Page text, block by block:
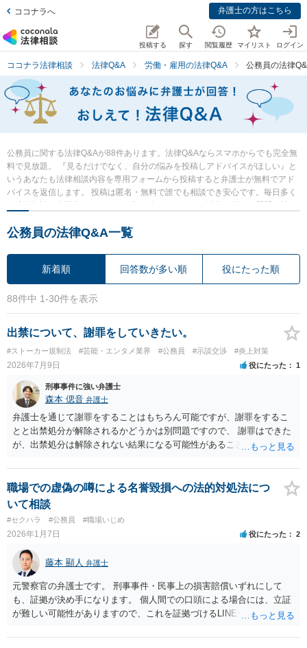
ココナラへ 弁護士の方はこちら
投稿する 探す 閲覧履歴 マイリスト ログイン
ココナラ法律相談 法律Q&A 労働・雇用の法律Q&A 公務員の法律
公務員に関する法律Q&Aが88件あります。法律Q&Aならスマホからでも完全無
料で見放題。 『見るだけでなく、自分の悩みを投稿しアドバイスがほしい』と
いうあなたも法律相談内容を専用フォームから投稿すると弁護士が無料でアド
バイスを返信します。 投稿は匿名・無料で誰でも相談でき安心です。毎日多く
の法律相談に弁護士がアドバイス中。 今すぐあなたの法律の悩み・質問を検
公務員の法律Q&A一覧
新着順 回答数が多い順 役にたった順
88件中 1-30件を表示
出禁について、謝罪をしていきたい。
#ストーカー規制法 #芸能・エンタメ業界 #公務員 #示談交渉 #炎上対策
2026年7月9日 役にたった 1
刑事事件に強い弁護士
森本 偲音 弁護士
弁護士を通じて謝罪をすることはもちろん可能ですが、謝罪をするこ
とと出禁処分が解除されるかどうかは別問題ですので、 謝罪はできた
が、出禁処分は解除されない結果になる可能性があることを踏まえた
職場での虚偽の噂による名誉毀損への法的対処法につ
いて相談
#セクハラ #公務員 #職場いじめ
2026年1月7日 役にたった 2
藤本 顯人 弁護士
元警察官の弁護士です。 刑事事件・民事上の損害賠償いずれにして
も、証拠が決め手になります。 個人間での口頭による場合には、立証
が難しい可能性がありますので、これを証拠づけるLINEやメールなど
ば立証の見込みがあると思います。 また、一人よりも複数人の方が、